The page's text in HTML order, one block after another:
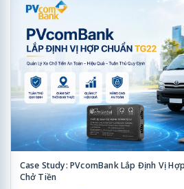
Case Study: PVcomBank Lắp Định Vị
Chở Tiền